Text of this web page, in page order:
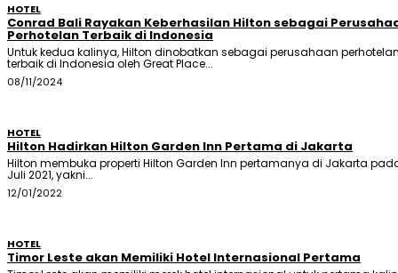
HOTEL
Conrad Bali Rayakan Keberhasilan Hilton sebagai
Perhotelan Terbaik di Indonesia
Untuk kedua kalinya, Hilton dinobatkan sebagai perusahaan
terbaik di Indonesia oleh Great Place...
08/11/2024
HOTEL
Hilton Hadirkan Hilton Garden Inn Pertama di Jakarta
Hilton membuka properti Hilton Garden Inn pertamanya di Jakarta
Juli 2021, yakni...
12/01/2022
HOTEL
Timor Leste akan Memiliki Hotel Internasional Pertama